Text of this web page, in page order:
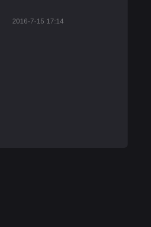
2016-7-15 17:14